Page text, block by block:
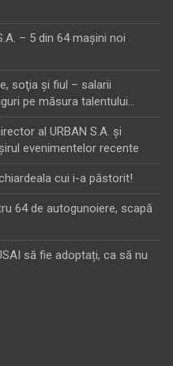
– 5 din 64 maşini noi
soţia şi fiul – salarii
pe măsura talentului…
al URBAN S.A. şi
evenimentelor recente
cui i-a păstorit!
64 de autogunoiere, scapă
să fie adoptați, ca să nu